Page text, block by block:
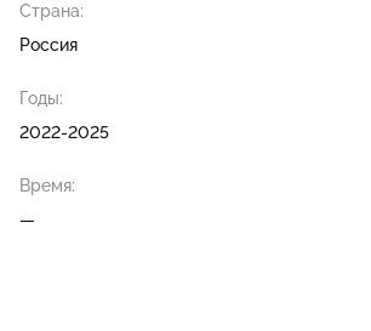
Страна:
Россия
Годы:
2022-2025
Время:
—